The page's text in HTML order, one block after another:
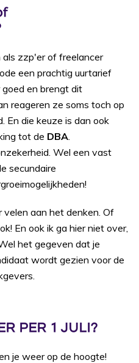
als zzp'er of freelancer
een prachtig uurtarief
en brengt dit
reageren ze soms toch op
En die keuze is dan ook
tot de DBA.
Wel een vast
secundaire
aan het denken. Of
En ook ik ga hier niet over,
het gegeven dat je
wordt gezien voor de
PER 1 JULI?
je weer op de hoogte!